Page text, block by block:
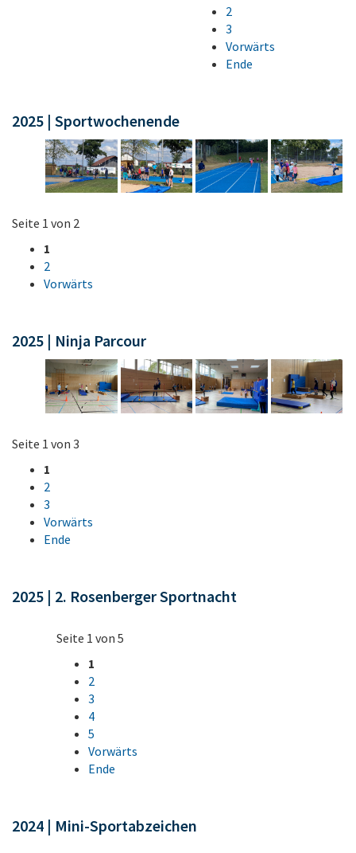
2
3
Vorwärts
Ende
2025 | Sportwochenende
Seite 1 von 2
1
2
Vorwärts
2025 | Ninja Parcour
Seite 1 von 3
1
2
3
Vorwärts
Ende
2025 | 2. Rosenberger Sportnacht
Seite 1 von 5
1
2
3
4
5
Vorwärts
Ende
2024 | Mini-Sportabzeichen